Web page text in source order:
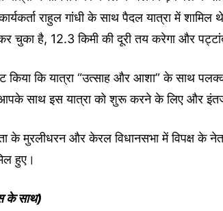
राहुल गांधी के साथ पैदल यात्रा में
चुका है, 12.3 किमी की दूरी तय करेगा और
किया कि यात्रा “उत्साह और आशा” के साथ
साथ इस यात्रा को शुरू करने के लिए और
के मुरलीधरन और केरल विधानसभा में विपक्ष के
हुए।
के साथ)